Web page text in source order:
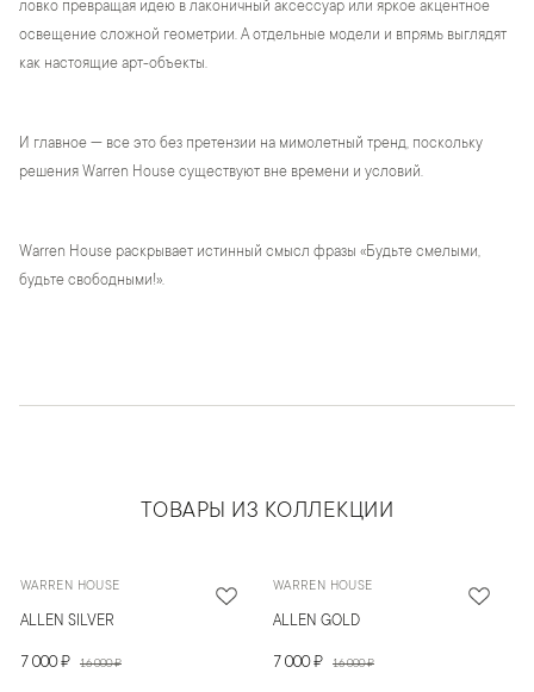
ловко превращая идею в лаконичный аксессуар или яркое акцентное
освещение сложной геометрии. А отдельные модели и впрямь выглядят
как настоящие арт-объекты.
И главное — все это без претензии на мимолетный тренд, поскольку
решения Warren House существуют вне времени и условий.
Warren House раскрывает истинный смысл фразы «Будьте смелыми,
будьте свободными!».
ТОВАРЫ ИЗ КОЛЛЕКЦИИ
WARREN HOUSE
ALLEN SILVER
7 000 ₽ 16 000 ₽
WARREN HOUSE
ALLEN GOLD
7 000 ₽ 16 000 ₽